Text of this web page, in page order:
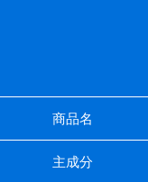
商品名
主成分